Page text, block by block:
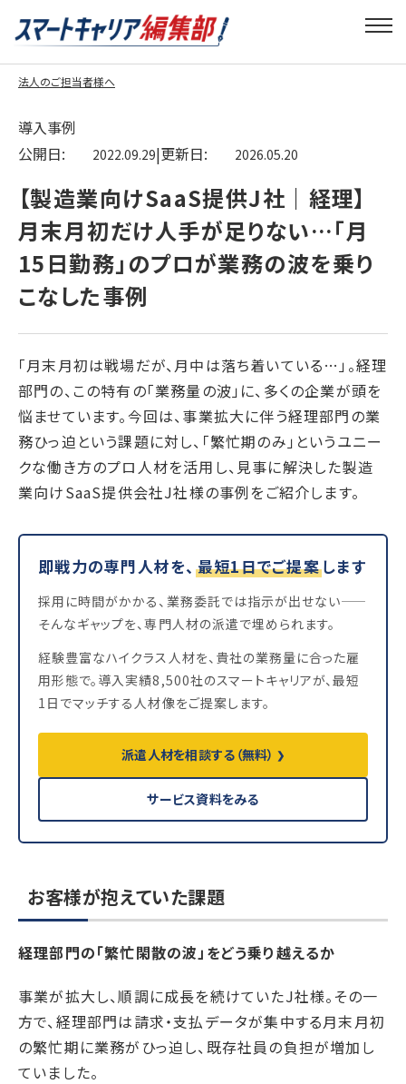
法人のご担当者様へ
導入事例
公開日:
2022.09.29|更新日: 2026.05.20
【製造業向けSaaS提供J社｜経理】
月末月初だけ人手が足りない…「月
15日勤務」のプロが業務の波を乗り
こなした事例
「月末月初は戦場だが、月中は落ち着いている…」。経理
部門の、この特有の「業務量の波」に、多くの企業が頭を
悩ませています。今回は、事業拡大に伴う経理部門の業
務ひっ迫という課題に対し、「繁忙期のみ」というユニー
クな働き方のプロ人材を活用し、見事に解決した製造
業向けSaaS提供会社J社様の事例をご紹介します。
即戦力の専門人材を、 最短1日でご提案します
採用に時間がかかる、業務委託では指示が出せない——
そんなギャップを、専門人材の派遣で埋められます。
経験豊富なハイクラス人材を、貴社の業務量に合った雇
用形態で。導入実績8,500社のスマートキャリアが、最短
1日でマッチする人材像をご提案します。
派遣人材を相談する（無料）
サービス資料をみる
お客様が抱えていた課題
経理部門の「繁忙閑散の波」をどう乗り越えるか
事業が拡大し、順調に成長を続けていたJ社様。その一
方で、経理部門は請求・支払データが集中する月末月初
の繁忙期に業務がひっ迫し、既存社員の負担が増加し
ていました。